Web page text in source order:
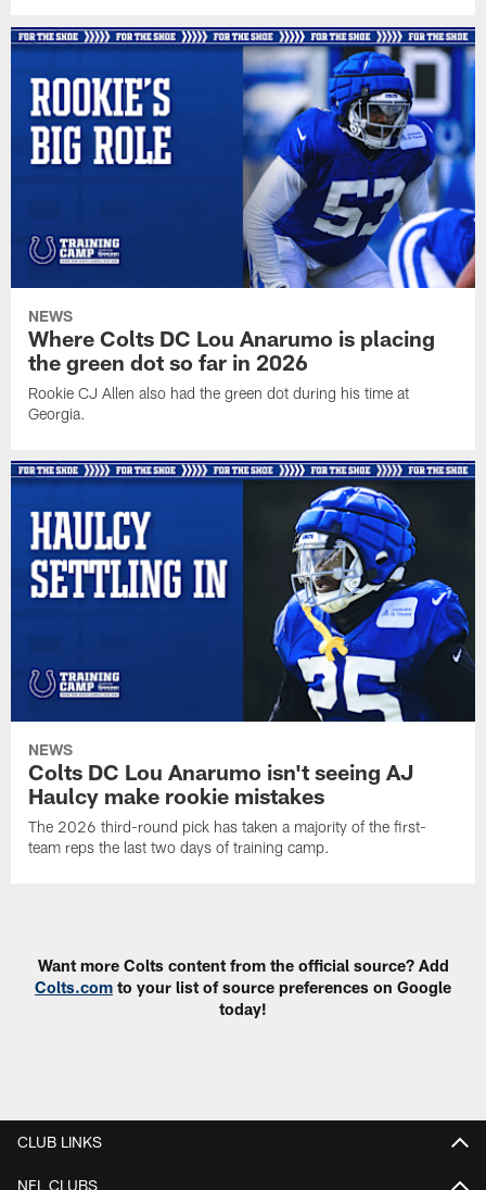
NEWS
Where Colts DC Lou Anarumo is placing
the green dot so far in 2026
Rookie CJ Allen also had the green dot during his time at
Georgia.
NEWS
Colts DC Lou Anarumo isn't seeing AJ
Haulcy make rookie mistakes
The 2026 third-round pick has taken a majority of the first-
team reps the last two days of training camp.
Want more Colts content from the official source? Add
Colts.com to your list of source preferences on Google
today!
CLUB LINKS
NFL CLUBS